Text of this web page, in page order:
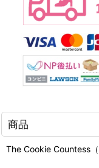
商品
The Cookie Countess